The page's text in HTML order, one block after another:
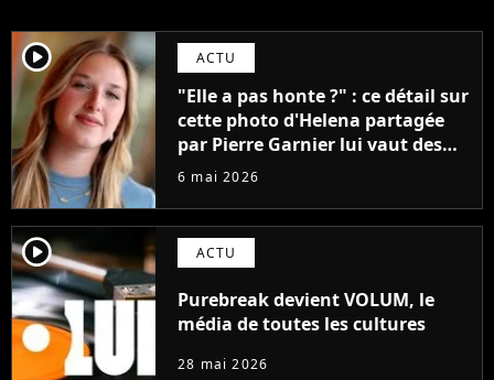
player2 ACTU
"Elle a pas honte ?" : ce détail sur
cette photo d'Helena partagée
par Pierre Garnier lui vaut des
moqueries injustes
6 mai 2026
player2 ACTU
Purebreak devient VOLUM, le
média de toutes les cultures
28 mai 2026